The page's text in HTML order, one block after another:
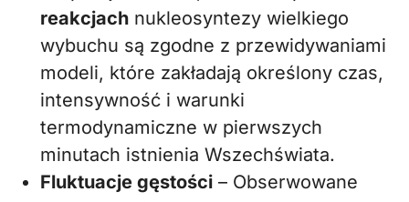
reakcjach nukleosyntezy wielkiego
wybuchu są zgodne z przewidywaniami
modeli, które zakładają określony czas,
intensywność i warunki
termodynamiczne w pierwszych
minutach istnienia Wszechświata.
Fluktuacje gęstości – Obserwowane